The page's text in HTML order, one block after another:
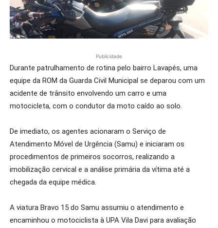
Publicidade
Durante patrulhamento de rotina pelo bairro Lavapés, uma
equipe da ROM da Guarda Civil Municipal se deparou com um
acidente de trânsito envolvendo um carro e uma
motocicleta, com o condutor da moto caído ao solo.
De imediato, os agentes acionaram o Serviço de
Atendimento Móvel de Urgência (Samu) e iniciaram os
procedimentos de primeiros socorros, realizando a
imobilização cervical e a análise primária da vítima até a
chegada da equipe médica.
A viatura Bravo 15 do Samu assumiu o atendimento e
encaminhou o motociclista à UPA Vila Davi para avaliação